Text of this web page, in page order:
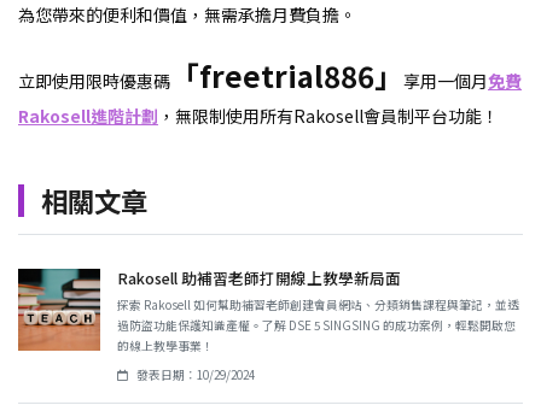
為您帶來的便利和價值，無需承擔月費負擔。
立即使用限時優惠碼 「freetrial886」 享用一個月免費
Rakosell進階計劃 ，無限制使用所有Rakosell會員制平台功能！
相關文章
Rakosell 助補習老師打開線上教學新局面
探索 Rakosell 如何幫助補習老師創建會員網站、分類銷售課程與筆記，並透
過防盜功能保護知識產權。了解 DSE 5 SINGSING 的成功案例，輕鬆開啟您
的線上教學事業！
發表日期：10/29/2024